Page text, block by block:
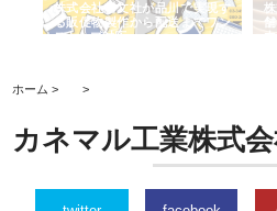
株式会社耕文社が品川で実現す
る販促物製作から配送までワン
ストップ対応
由
ホーム > >
カネマル工業株式